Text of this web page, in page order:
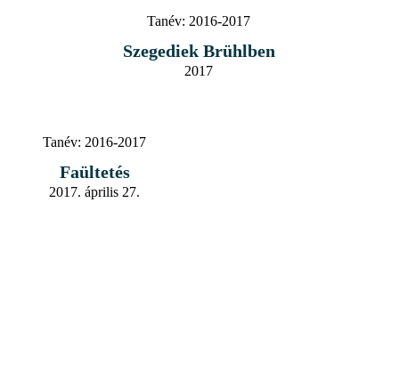
Tanév: 2016-2017
Szegediek Brühlben
2017
Tanév: 2016-2017
Faültetés
2017. április 27.